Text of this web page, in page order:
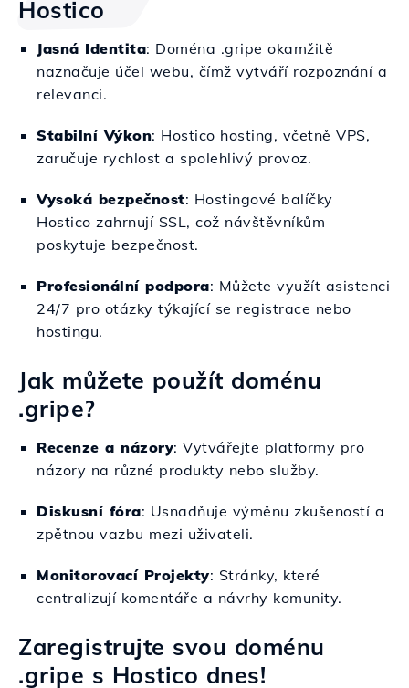
Hostico
Jasná Identita: Doména .gripe okamžitě
naznačuje účel webu, čímž vytváří rozpoznání a
relevanci.
Stabilní Výkon: Hostico hosting, včetně VPS,
zaručuje rychlost a spolehlivý provoz.
Vysoká bezpečnost: Hostingové balíčky
Hostico zahrnují SSL, což návštěvníkům
poskytuje bezpečnost.
Profesionální podpora: Můžete využít asistenci
24/7 pro otázky týkající se registrace nebo
hostingu.
Jak můžete použít doménu
.gripe?
Recenze a názory: Vytvářejte platformy pro
názory na různé produkty nebo služby.
Diskusní fóra: Usnadňuje výměnu zkušeností a
zpětnou vazbu mezi uživateli.
Monitorovací Projekty: Stránky, které
centralizují komentáře a návrhy komunity.
Zaregistrujte svou doménu
.gripe s Hostico dnes!